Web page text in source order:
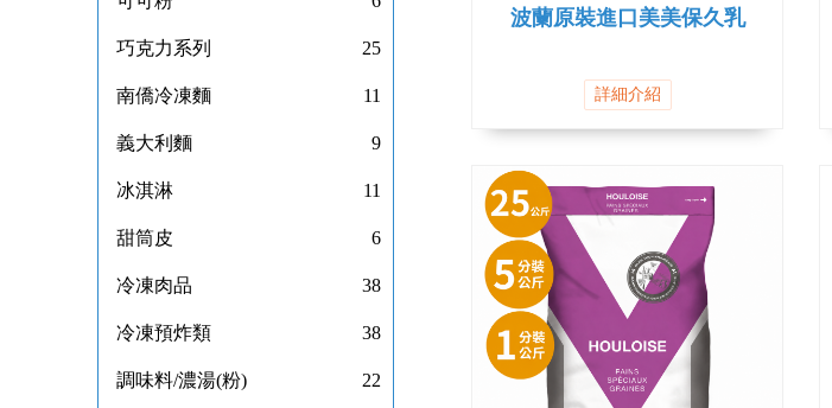
巧克力系列 25
南僑冷凍麵 11
義大利麵 9
冰淇淋 11
甜筒皮 6
冷凍肉品 38
冷凍預炸類 38
調味料/濃湯(粉) 22
波蘭原裝進口美美保久乳
詳細介紹